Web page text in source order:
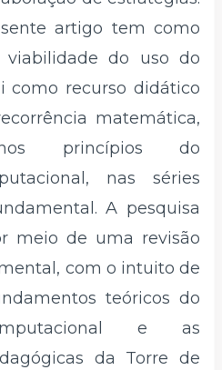
artigo tem como
do uso do
como recurso didático
matemática,
princípios do
nas séries
A pesquisa
meio de uma revisão
com o intuito de
teóricos do
e as
da Torre de